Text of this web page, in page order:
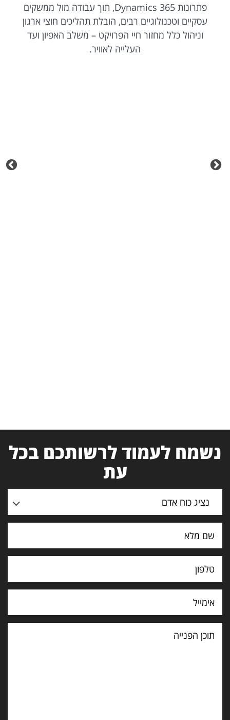
פתרונות Dynamics 365, תוך עבודה מול ממשקים
עסקיים וטכנולוגיים רבים, הובלת תהליכים חוצי ארגון
וניהול כלל מחזור חיי הפרויקט – משלב האפיון ועד
העלייה לאוויר.
נשמח לעמוד לרשותכם בכל
עת
נציג כוח אדם
תוכן
הפנייה